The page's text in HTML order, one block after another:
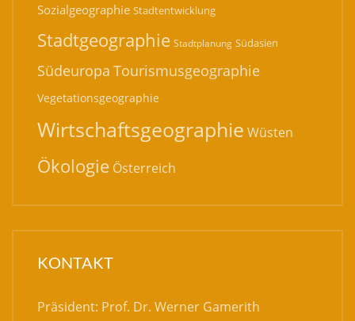
Sozialgeographie Stadtentwicklung
Stadtgeographie Stadtplanung Südasien
Südeuropa Tourismusgeographie
Vegetationsgeographie
Wirtschaftsgeographie Wüsten
Ökologie Österreich
KONTAKT
Präsident: Prof. Dr. Werner Gamerith